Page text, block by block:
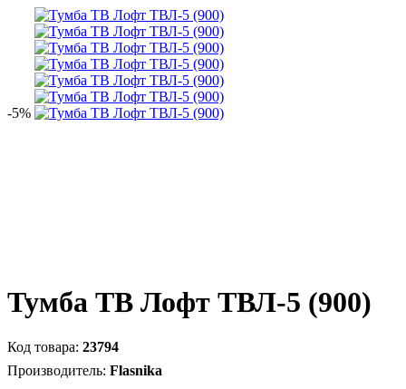
-5%
Тумба ТВ Лофт ТВЛ-5 (900)
23794
Flasnika